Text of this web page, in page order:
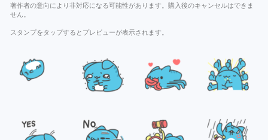
著作者の意向により非対応になる可能性があります。購入後のキャンセルはできま
せん。
スタンプをタップするとプレビューが表示されます。